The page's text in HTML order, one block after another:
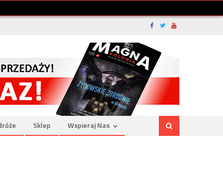
Sklep Wspieraj Nas